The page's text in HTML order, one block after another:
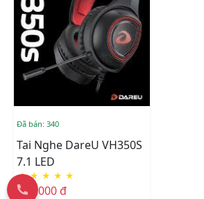
Đã bán: 340
Tai Nghe DareU VH350S
7.1 LED
★ ★ ★ ★ ★
320.000 đ